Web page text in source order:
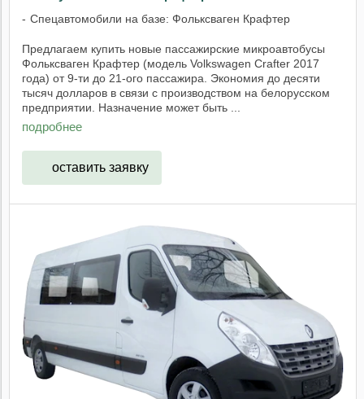
Спецавтомобили на базе: Фольксваген Крафтер
Предлагаем купить новые пассажирские микроавтобусы
Фольксваген Крафтер (модель Volkswagen Crafter 2017
года) от 9-ти до 21-ого пассажира. Экономия до десяти
тысяч долларов в связи с производством на белорусском
предприятии. Назначение может быть ...
подробнее
оставить заявку